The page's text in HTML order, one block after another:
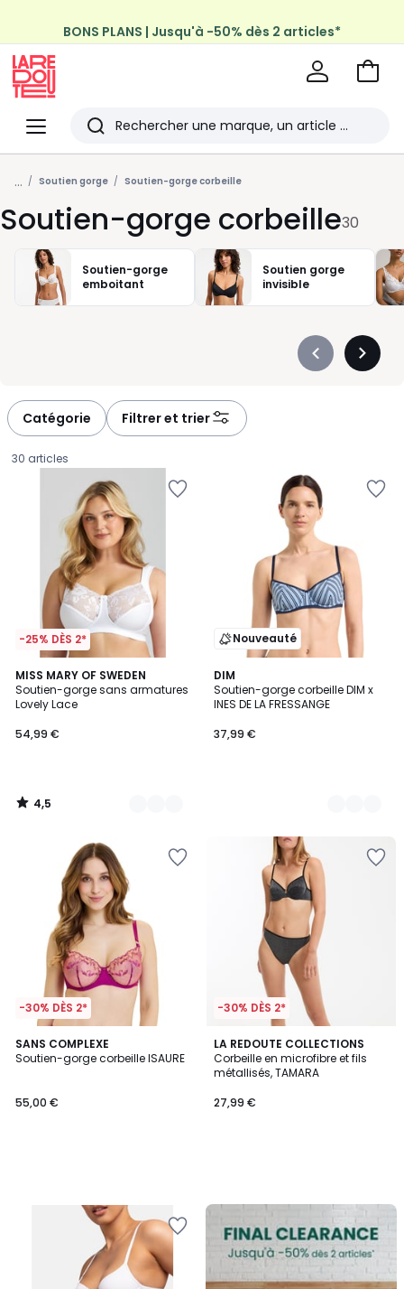
Profitez de la livraison à domicile offerte*
sur tous vos achats Mode & Maison
Menu
Redoute
Rechercher
Les
derniers
articles
consultés
Aller
... Soutien gorge Soutien-gorge corbeille
Soutien-gorge corbeille30
Soutien-gorge
emboitant
Soutien gorge
invisible
Précédent
Catégorie Filtrer et trier
30 articles
-25% DÈS 2*
MISS MARY OF SWEDEN
Soutien-gorge sans armatures
Lovely Lace
€.
54,99 €
4,5
/ 5
5
Couleurs
4,5
/
Nouveauté
DIM
Soutien-gorge corbeille DIM x
INES DE LA FRESSANGE
37,99 €
2
Couleurs
-30% DÈS 2*
SANS COMPLEXE
Soutien-gorge corbeille ISAURE
55,00 €
-30% DÈS 2*
LA REDOUTE COLLECTIONS
Corbeille en microfibre et fils
métallisés, TAMARA
27,99 €
FINAL
CLEARANCE